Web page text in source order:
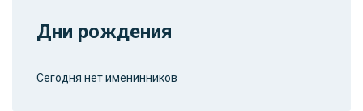
Дни рождения
Сегодня нет именинников